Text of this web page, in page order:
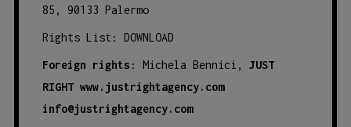
85, 90133 Palermo
Rights List: DOWNLOAD
Foreign rights : Michela Bennici, JUST
RIGHT www.justrightagency.com
info@justrightagency.com